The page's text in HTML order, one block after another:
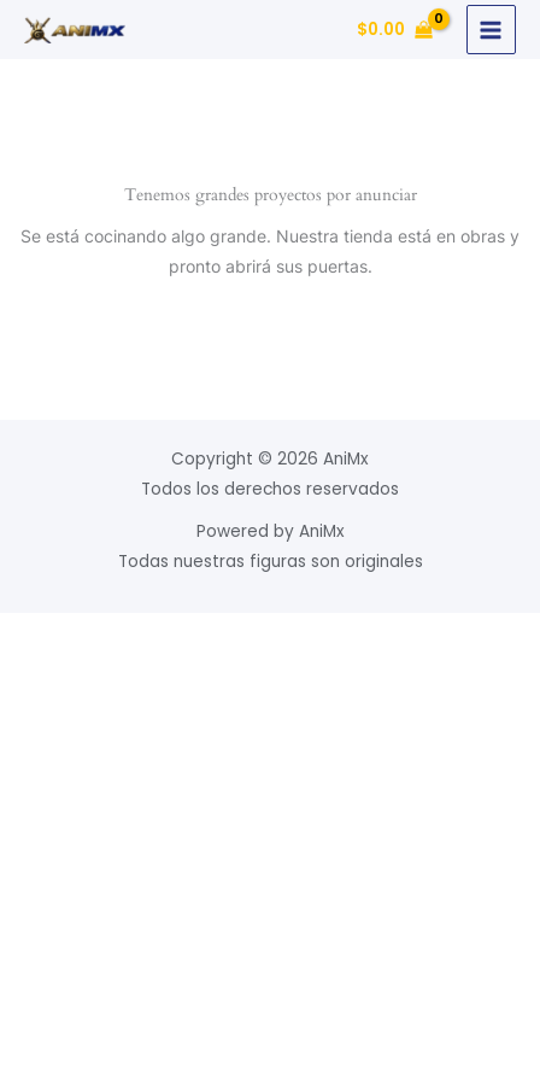
$0.00
Tenemos grandes proyectos por anunciar
Se está cocinando algo grande. Nuestra tienda está en obras y
pronto abrirá sus puertas.
Copyright © 2026 AniMx
Todos los derechos reservados
Powered by AniMx
Todas nuestras figuras son originales